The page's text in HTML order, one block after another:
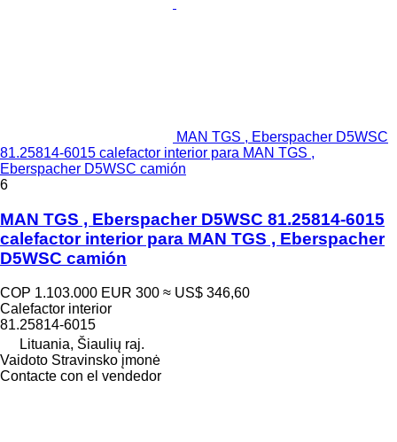
MAN TGS , Eberspacher D5WSC
81.25814-6015 calefactor interior para MAN TGS ,
Eberspacher D5WSC camión
6
MAN TGS , Eberspacher D5WSC 81.25814-6015
calefactor interior para MAN TGS , Eberspacher
D5WSC camión
COP 1.103.000 EUR 300 ≈ US$ 346,60
Calefactor interior
81.25814-6015
Lituania, Šiaulių raj.
Vaidoto Stravinsko įmonė
Contacte con el vendedor